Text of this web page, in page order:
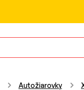
Autožiarovky